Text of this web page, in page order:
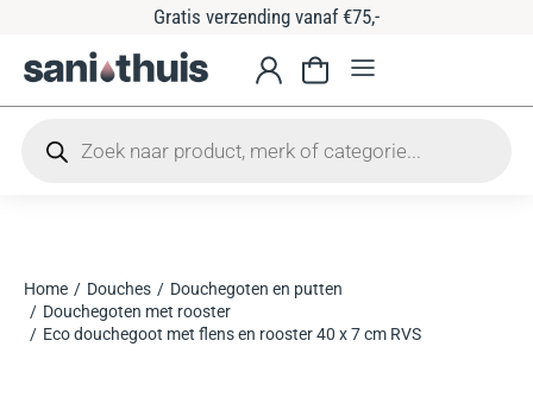
Gratis verzending vanaf €75,-
Je bent hier:
Home Douches
Douchegoten en putten
Douchegoten met rooster
Eco douchegoot met flens en rooster 40 x 7 cm RVS